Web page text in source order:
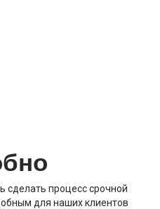
сделать процесс срочной
для наших клиентов